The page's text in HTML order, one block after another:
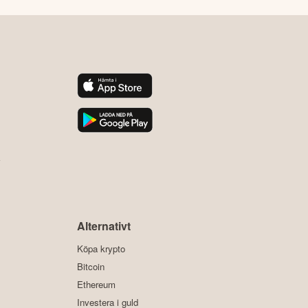
Alternativt
Köpa krypto
Bitcoin
Ethereum
Investera i guld